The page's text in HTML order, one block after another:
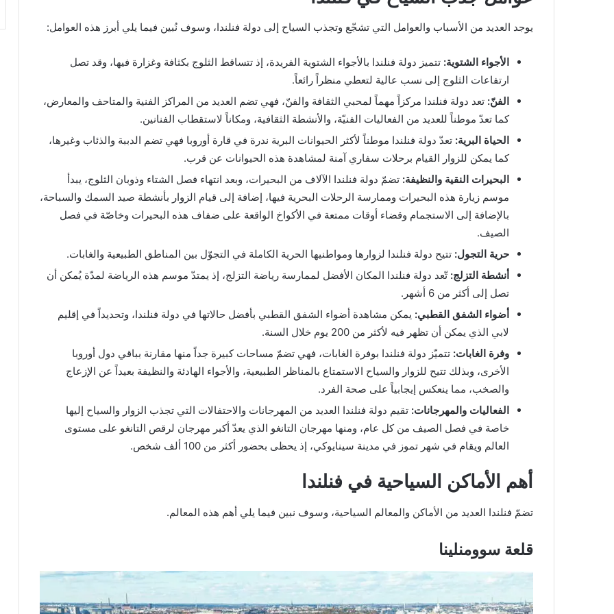
يوجد العديد من الأسباب والعوامل التي تشجّع وتجذب السياح إلى دولة فنلندا، وسوف نُبين فيما يلي أبرز هذه العوامل:
الأجواء الشتوية: تتميز دولة فنلندا بالأجواء الشتوية الفريدة، إذ تتساقط الثلوج بكثافة وغزارة فيها، وقد تصل
ارتفاعات الثلوج إلى نسب عالية لتعطي منظراً رائعاً.
الفنّ: تعد دولة فنلندا مركزاً مهماً لمحبي الثقافة والفنّ، فهي تضم العديد من المراكز الفنية والمتاحف والمعارض،
كما تعدّ موطناً للعديد من الفعاليات الفنيّة، والأنشطة الثقافية، ومكاناً لاستقطاب الفنانين.
الحياة البرية: تعدّ دولة فنلندا موطناً لأكثر الحيوانات البرية ندرة في قارة أوروبا فهي تضم الدببة والذئاب وغيرها،
كما يمكن للزوار القيام برحلات سفاري آمنة لمشاهدة هذه الحيوانات عن قرب.
البحيرات النقية والنظيفة: تضمّ دولة فنلندا الآلاف من البحيرات، وبعد انتهاء فصل الشتاء وذوبان الثلوج، يبدأ
موسم زيارة هذه البحيرات وممارسة الرحلات البحرية فيها، إضافة إلى قيام الزوار بأنشطة صيد السمك والسباحة،
بالإضافة إلى الاستجمام وقضاء أوقات ممتعة في الأكواخ الواقعة على ضفاف هذه البحيرات وخاصّة في فصل
الصيف.
حرية التجول: تتيح دولة فنلندا لزوارها ومواطنيها الحرية الكاملة في التجوّل بين المناطق الطبيعية والغابات.
أنشطة التزلج: تّعد دولة فنلندا المكان الأفضل لممارسة رياضة التزلج، إذ يمتدّ موسم هذه الرياضة لمدّة يُمكن أن
تصل إلى أكثر من 6 أشهر.
أضواء الشفق القطبي: يمكن مشاهدة أضواء الشفق القطبي بأفضل حالاتها في دولة فنلندا، وتحديداً في إقليم
لابي الذي يمكن أن تظهر فيه لأكثر من 200 يوم خلال السنة.
وفرة الغابات: تتميّز دولة فنلندا بوفرة الغابات، فهي تضمّ مساحات كبيرة جداً منها مقارنة بباقي دول أوروبا
الأخرى، وبذلك تتيح للزوار والسياح الاستمتاع بالمناظر الطبيعية، والأجواء الهادئة والنظيفة بعيداً عن الإزعاج
والصخب، مما ينعكس إيجابياً على صحة الفرد.
الفعاليات والمهرجانات: تقيم دولة فنلندا العديد من المهرجانات والاحتفالات التي تجذب الزوار والسياح إليها
خاصة في فصل الصيف من كل عام، ومنها مهرجان التانغو الذي يعدّ أكبر مهرجان لرقص التانغو على مستوى
العالم ويقام في شهر تموز في مدينة سينايوكي، إذ يحظى بحضور أكثر من 100 ألف شخص.
أهم الأماكن السياحية في فنلندا
تضمّ فنلندا العديد من الأماكن والمعالم السياحية، وسوف نبين فيما يلي أهم هذه المعالم.
قلعة سوومنلينا